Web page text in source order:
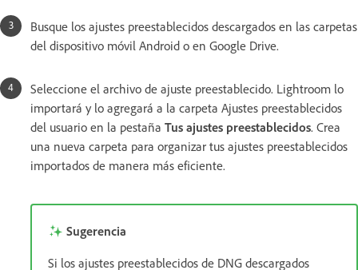
Busque los ajustes preestablecidos descargados en las carpetas
del dispositivo móvil Android o en Google Drive.
Seleccione el archivo de ajuste preestablecido. Lightroom lo
importará y lo agregará a la carpeta Ajustes preestablecidos
del usuario en la pestaña Tus ajustes preestablecidos. Crea
una nueva carpeta para organizar tus ajustes preestablecidos
importados de manera más eficiente.
Sugerencia
Si los ajustes preestablecidos de DNG descargados